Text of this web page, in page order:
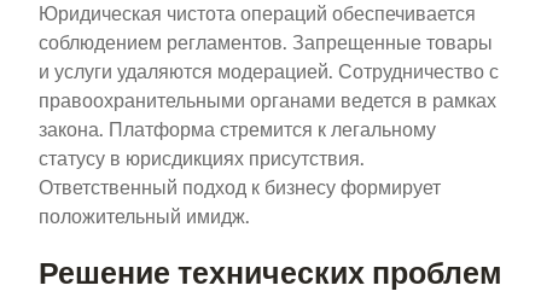
Юридическая чистота операций обеспечивается
соблюдением регламентов. Запрещенные товары
и услуги удаляются модерацией. Сотрудничество с
правоохранительными органами ведется в рамках
закона. Платформа стремится к легальному
статусу в юрисдикциях присутствия.
Ответственный подход к бизнесу формирует
положительный имидж.
Решение технических проблем